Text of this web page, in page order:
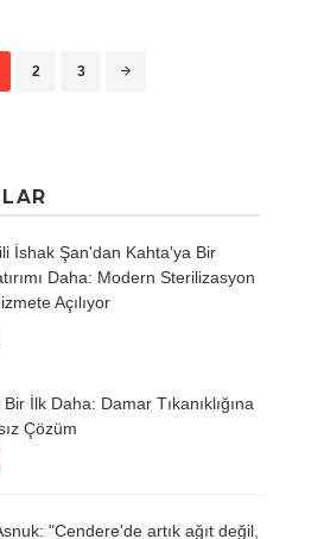
2 3
İshak Şan'dan Kahta'ya Bir
Daha: Modern Sterilizasyon
Açılıyor
İlk Daha: Damar Tıkanıklığına
Çözüm
"Cendere'de artık ağıt değil,